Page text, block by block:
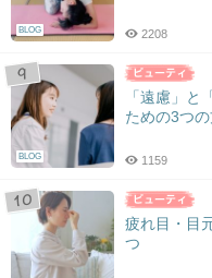
BLOG 2208
BLOG
「遠慮」と
ための3つ
1159
疲れ目・目
つ